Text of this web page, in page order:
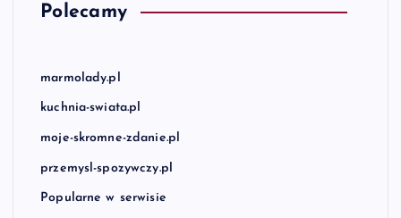
Polecamy
marmolady.pl
kuchnia-swiata.pl
moje-skromne-zdanie.pl
przemysl-spozywczy.pl
Popularne w serwisie